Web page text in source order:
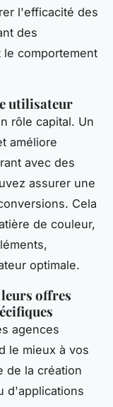
l'efficacité des
des
comportement
utilisateur
rôle capital. Un
améliore
avec des
assurer une
Cela
de couleur,
optimale.
leurs offres
agences
le mieux à vos
de la création
d'applications